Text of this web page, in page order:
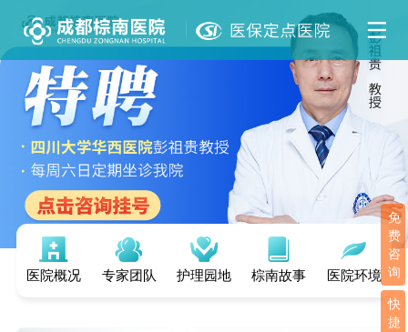
医院概况 专家团队 护理园地 棕南故事 医院环境
免
费
咨
询
快
捷